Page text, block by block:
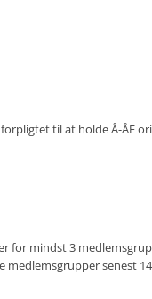
til at holde Å-ÅF
for mindst 3
medlemsgrupper senest